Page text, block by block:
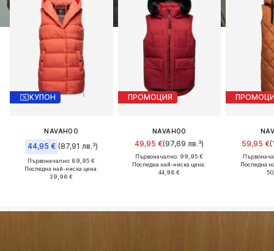
КУПОН
NAVAHOO
44,95 € (87,91 лв.³)
Първоначално: 89,95 €
Последна най-ниска цена:
39,96 €
ПРОМОЦИЯ
NAVAHOO
49,95 €(97,69 лв.³)
Първоначално: 99,95 €
Последна най-ниска цена:
44,96 €
59,95 €
Последна